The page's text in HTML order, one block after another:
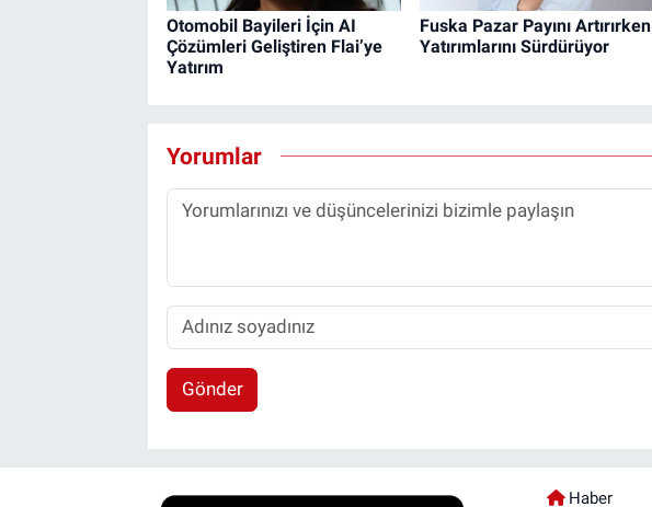
Otomobil Bayileri İçin AI
Çözümleri Geliştiren Flai’ye
Yatırım
Fuska Pazar Payını Artırırken
Yatırımlarını Sürdürüyor
Yorumlar
Gönder
Haber